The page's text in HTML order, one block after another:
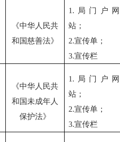
《中华人民共
和国慈善法》
1.局门户网
站；
2.宣传单；
3.宣传栏
《中华人民共
和国未成年人
保护法》
1.局门户网
站；
2.宣传单；
3.宣传栏